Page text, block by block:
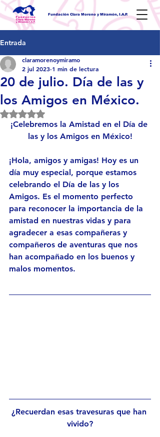
Fundación Clara Moreno y Miramón, I.A.P.
Entrada
20 de julio. Día de las y
los Amigos en México.
claramorenoymiramo
2 jul 2023 1 min de lectura
Obtuvo NaN de 5 estrellas.
¡Celebremos la Amistad en el Día de
las y los Amigos en México!
¡Hola, amigos y amigas! Hoy es un
día muy especial, porque estamos
celebrando el Día de las y los
Amigos. Es el momento perfecto
para reconocer la importancia de la
amistad en nuestras vidas y para
agradecer a esas compañeras y
compañeros de aventuras que nos
han acompañado en los buenos y
malos momentos.
¿Recuerdan esas travesuras que han
vivido?